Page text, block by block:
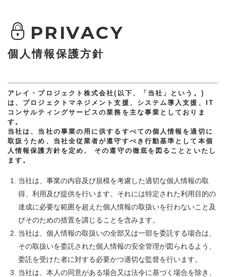
PRIVACY
個人情報保護方針
アレイ・プロジェクト株式会社(以下、「当社」という。)
は、プロジェクトマネジメント支援、システム導入支援、IT
コンサルティングサービスの業務を主な事業としておりま
す。
当社は、当社の事業の用に供するすべての個人情報を適切に
取扱うため、当社全従業者が遵守すべき行動基準として本個
人情報保護方針を定め、 その遵守の徹底を図ることといたし
ます。
当社は、事業の内容及び規模を考慮した適切な個人情報の取
得、利用及び提供を行います。それには特定された利用目的の
達成に必要な範囲を超えた個人情報の取扱いを行わないこと及
びそのための措置を講じることを含みます。
当社は、個人情報の取扱いの全部又は一部を委託する場合は、
その取扱いを委託された個人情報の安全管理が図られるよう、
委託を受けた者に対する必要かつ適切な監督を行います。
当社は、本人の同意がある場合又は法令に基づく場合を除き、